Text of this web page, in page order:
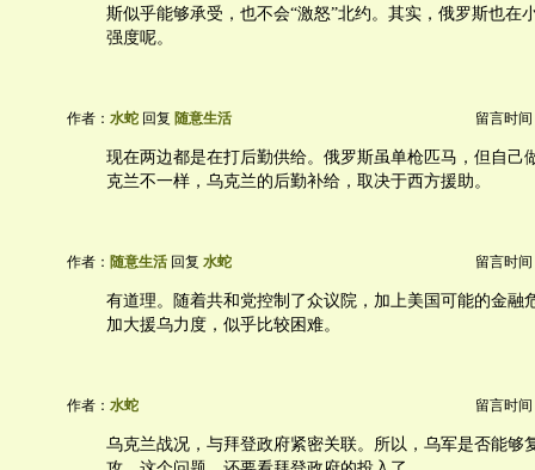
斯似乎能够承受，也不会“激怒”北约。其实，俄罗斯也在
强度呢。
作者： 水蛇 回复 随意生活 留言时间
现在两边都是在打后勤供给。俄罗斯虽单枪匹马，但自己
克兰不一样，乌克兰的后勤补给，取决于西方援助。
作者： 随意生活 回复 水蛇 留言时间
有道理。随着共和党控制了众议院，加上美国可能的金融
加大援乌力度，似乎比较困难。
作者： 水蛇 留言时间
乌克兰战况，与拜登政府紧密关联。所以，乌军是否能够